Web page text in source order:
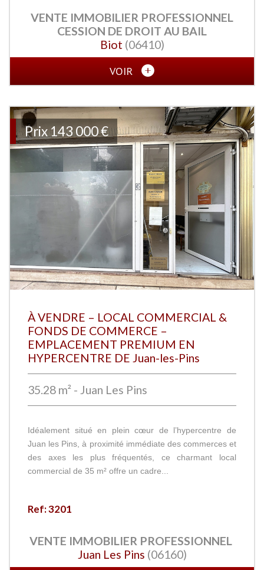
VENTE IMMOBILIER PROFESSIONNEL
CESSION DE DROIT AU BAIL
Biot (06410)
VOIR
Prix143 000 €
À VENDRE – LOCAL COMMERCIAL &
FONDS DE COMMERCE –
EMPLACEMENT PREMIUM EN
HYPERCENTRE DE Juan-les-Pins
35.28 m² - Juan Les Pins
Idéalement situé en plein cœur de l’hypercentre de
Juan les Pins, à proximité immédiate des commerces et
des axes les plus fréquentés, ce charmant local
commercial de 35 m² offre un cadre...
Ref: 3201
VENTE IMMOBILIER PROFESSIONNEL
Juan Les Pins (06160)